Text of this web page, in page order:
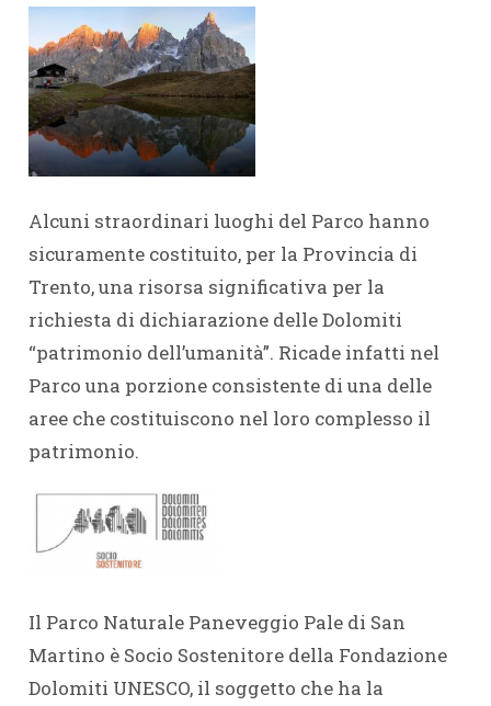
Alcuni straordinari luoghi del Parco hanno
sicuramente costituito, per la Provincia di
Trento, una risorsa significativa per la
richiesta di dichiarazione delle Dolomiti
“patrimonio dell’umanità”. Ricade infatti nel
Parco una porzione consistente di una delle
aree che costituiscono nel loro complesso il
patrimonio.
Il Parco Naturale Paneveggio Pale di San
Martino è Socio Sostenitore della Fondazione
Dolomiti UNESCO, il soggetto che ha la